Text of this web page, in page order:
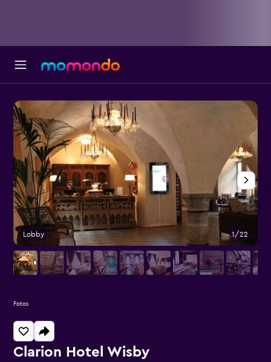
Clarion Hotel Wisby
Lobby 1/22
Fotos